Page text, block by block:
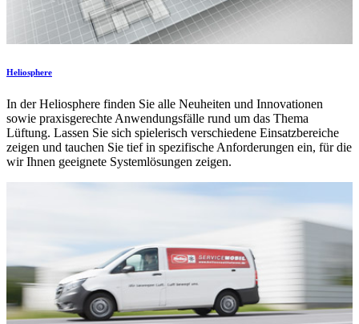
Heliosphere
In der Heliosphere finden Sie alle Neuheiten und Innovationen
sowie praxisgerechte Anwendungsfälle rund um das Thema
Lüftung. Lassen Sie sich spielerisch verschiedene Einsatzbereiche
zeigen und tauchen Sie tief in spezifische Anforderungen ein, für die
wir Ihnen geeignete Systemlösungen zeigen.